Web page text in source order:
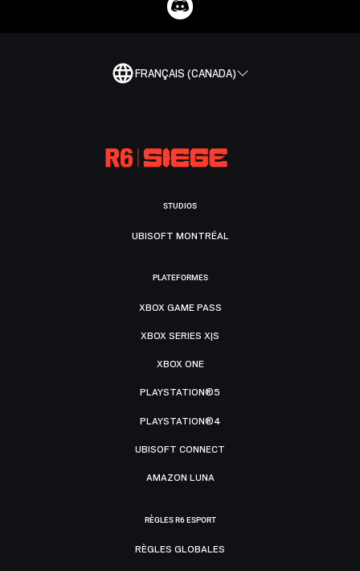
FRANÇAIS (CANADA)
STUDIOS
UBISOFT MONTRÉAL
PLATEFORMES
XBOX GAME PASS
XBOX SERIES X|S
XBOX ONE
PLAYSTATION®5
PLAYSTATION®4
UBISOFT CONNECT
AMAZON LUNA
RÈGLES R6 ESPORT
RÈGLES GLOBALES